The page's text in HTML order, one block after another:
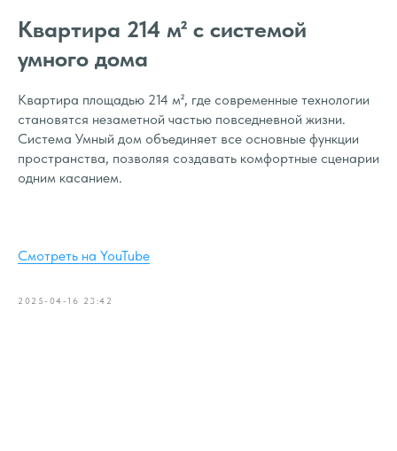
Квартира 214 м² с системой
умного дома
Квартира площадью 214 м², где современные технологии
становятся незаметной частью повседневной жизни.
Система Умный дом объединяет все основные функции
пространства, позволяя создавать комфортные сценарии
одним касанием.
Смотреть на YouTube
2025-04-16 23:42